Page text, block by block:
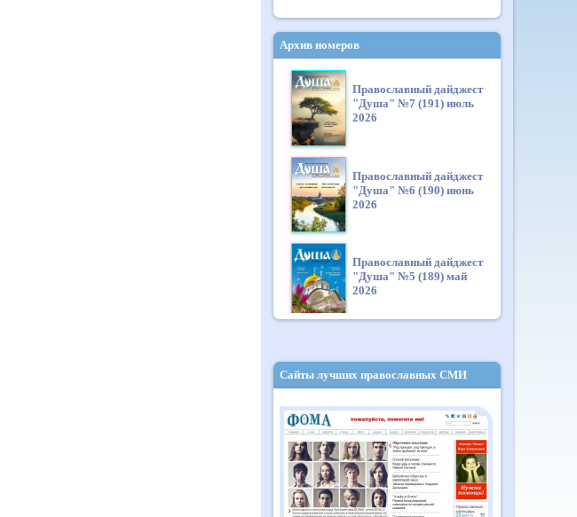
Архив номеров
Православный дайджест
"Душа" №7 (191) июль
2026
Православный дайджест
"Душа" №6 (190) июнь
2026
Православный дайджест
"Душа" №5 (189) май
2026
"Душа" №4 (188) апрель
2026
Православный дайджест
"Душа" №3 (187) март
2026
Сайты лучших православных СМИ